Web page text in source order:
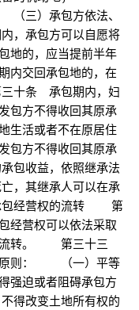
三）承包方依法、
承包方可以自愿将
地的，应当提前半年
内交回承包地的，在
十条 承包期内，妇
包方不得收回其原承
生活或者不在原居住
包方不得收回其原承
收益，依照继承法
其继承人可以在承
经营权的流转 第
经营权可以依法采取
流转。 第三十三
原则： （一）平等
强迫或者阻碍承包方
改变土地所有权的